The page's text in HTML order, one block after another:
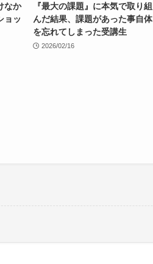
なか
ョッ
『最大の課題』に本気で取り組
んだ結果、課題があった事自体
を忘れてしまった受講生
2026/02/16